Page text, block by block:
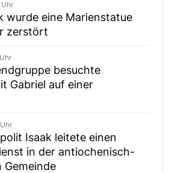
wurde eine Marienstatue
zerstört
besuchte
Gabriel auf einer
Isaak leitete einen
in der antiochenisch-